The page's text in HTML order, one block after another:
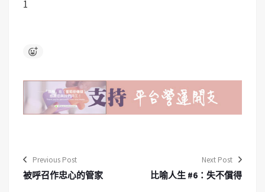
1
Previous Post
被呼召作忠心的管家
Next Post
比喻人生 #6：失不償得